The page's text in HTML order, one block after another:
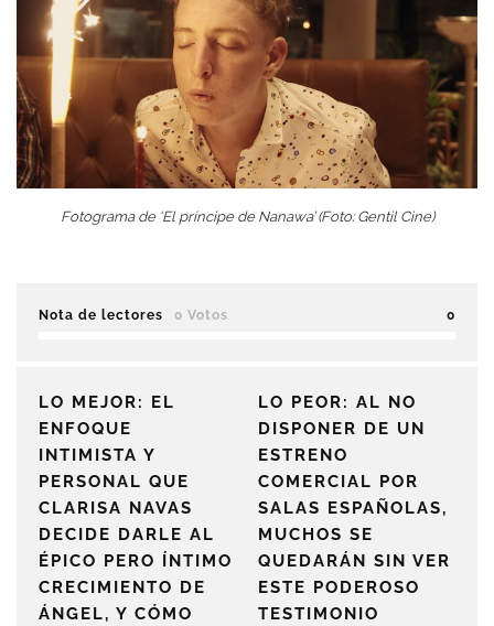
Fotograma de ‘El príncipe de Nanawa’ (Foto: Gentil Cine)
Nota de lectores 0 Votos 0
LO MEJOR: EL
ENFOQUE
INTIMISTA Y
PERSONAL QUE
CLARISA NAVAS
DECIDE DARLE AL
ÉPICO PERO ÍNTIMO
CRECIMIENTO DE
ÁNGEL, Y CÓMO
LO PEOR: AL NO
DISPONER DE UN
ESTRENO
COMERCIAL POR
SALAS ESPAÑOLAS,
MUCHOS SE
QUEDARÁN SIN VER
ESTE PODEROSO
TESTIMONIO